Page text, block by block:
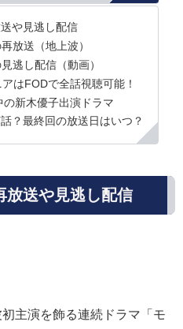
や見逃し配信
放送（地上波）
逃し配信（動画）
はFODで全話視聴可能！
の新木優子出演ドラマ
？最終回の放送日はいつ？
放送や見逃し配信
主演を飾る連続ドラマ「モ